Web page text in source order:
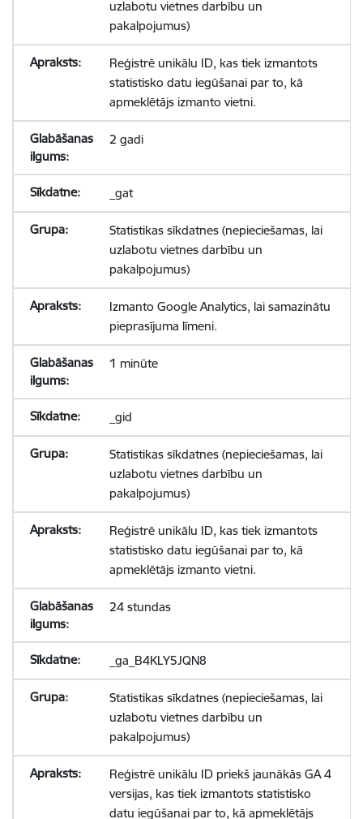
uzlabotu vietnes darbību un
pakalpojumus)
Reģistrē unikālu ID, kas tiek izmantots
statistisko datu iegūšanai par to, kā
apmeklētājs izmanto vietni.
2 gadi
_gat
Statistikas sīkdatnes (nepieciešamas, lai
uzlabotu vietnes darbību un
pakalpojumus)
Izmanto Google Analytics, lai samazinātu
pieprasījuma līmeni.
1 minūte
_gid
Statistikas sīkdatnes (nepieciešamas, lai
uzlabotu vietnes darbību un
pakalpojumus)
Reģistrē unikālu ID, kas tiek izmantots
statistisko datu iegūšanai par to, kā
apmeklētājs izmanto vietni.
24 stundas
_ga_B4KLY5JQN8
Statistikas sīkdatnes (nepieciešamas, lai
uzlabotu vietnes darbību un
pakalpojumus)
Reģistrē unikālu ID priekš jaunākās GA 4
versijas, kas tiek izmantots statistisko
datu iegūšanai par to, kā apmeklētājs